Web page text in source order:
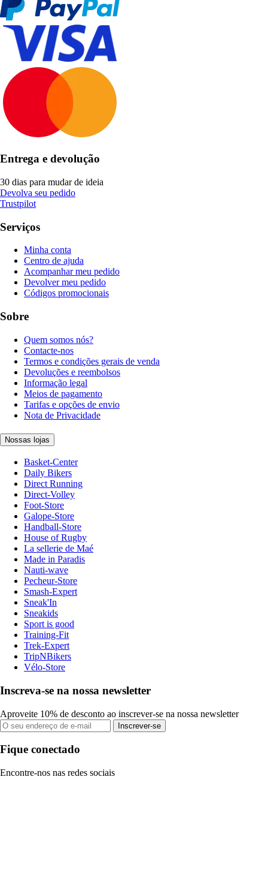
Entrega e devolução
30 dias para mudar de ideia
Devolva seu pedido
Trustpilot
Serviços
Minha conta
Centro de ajuda
Acompanhar meu pedido
Devolver meu pedido
Códigos promocionais
Sobre
Quem somos nós?
Contacte-nos
Termos e condições gerais de venda
Devoluções e reembolsos
Informação legal
Meios de pagamento
Tarifas e opções de envio
Nota de Privacidade
Nossas lojas
Basket-Center
Daily Bikers
Direct Running
Direct-Volley
Foot-Store
Galope-Store
Handball-Store
House of Rugby
La sellerie de Maé
Made in Paradis
Nauti-wave
Pecheur-Store
Smash-Expert
Sneak'In
Sneakids
Sport is good
Training-Fit
Trek-Expert
TripNBikers
Vélo-Store
Inscreva-se na nossa newsletter
Aproveite 10% de desconto ao inscrever-se na nossa newsletter
Inscrever-se
Fique conectado
Encontre-nos nas redes sociais